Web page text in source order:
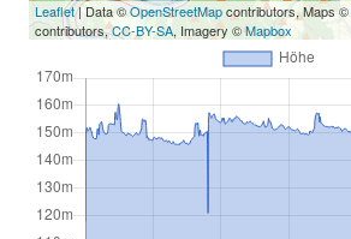
Leaflet| Data ©OpenStreetMapcontributors, Maps ©
contributors,CC-BY-SA, Imagery ©Mapbox